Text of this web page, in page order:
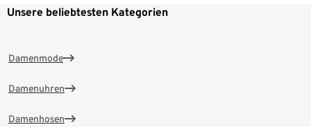
Unsere beliebtesten Kategorien
Damenmode
Damenuhren
Damenhosen